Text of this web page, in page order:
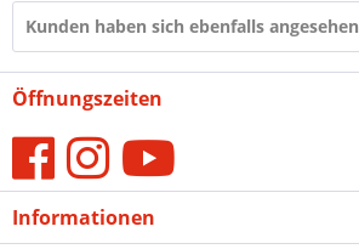
Kunden haben sich ebenfalls angesehen
Öffnungszeiten
Informationen